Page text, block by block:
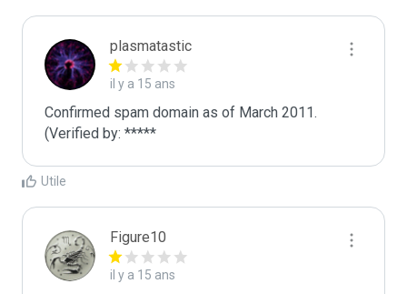
plasmatastic
il y a 15 ans
Confirmed spam domain as of March 2011.
(Verified by: *****
Utile
Figure10
il y a 15 ans